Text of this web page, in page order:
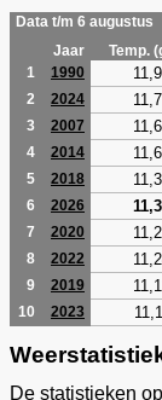
Data t/m 6 augustus
Jaar
Temp.
1
1990
2 2024
3 2007
4 2014
5 2018
6 2026
7 2020
8 2022
9 2019
10 2023
De statistieken